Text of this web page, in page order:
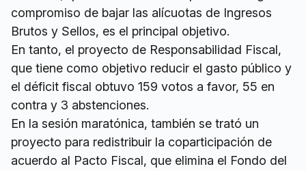
compromiso de bajar las alícuotas de Ingresos
Brutos y Sellos, es el principal objetivo.
En tanto, el proyecto de Responsabilidad Fiscal,
que tiene como objetivo reducir el gasto público y
el déficit fiscal obtuvo 159 votos a favor, 55 en
contra y 3 abstenciones.
En la sesión maratónica, también se trató un
proyecto para redistribuir la coparticipación de
acuerdo al Pacto Fiscal, que elimina el Fondo del